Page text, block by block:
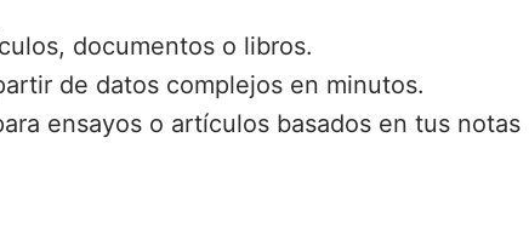
documentos o libros.
de datos complejos en minutos.
ensayos o artículos basados en tus notas